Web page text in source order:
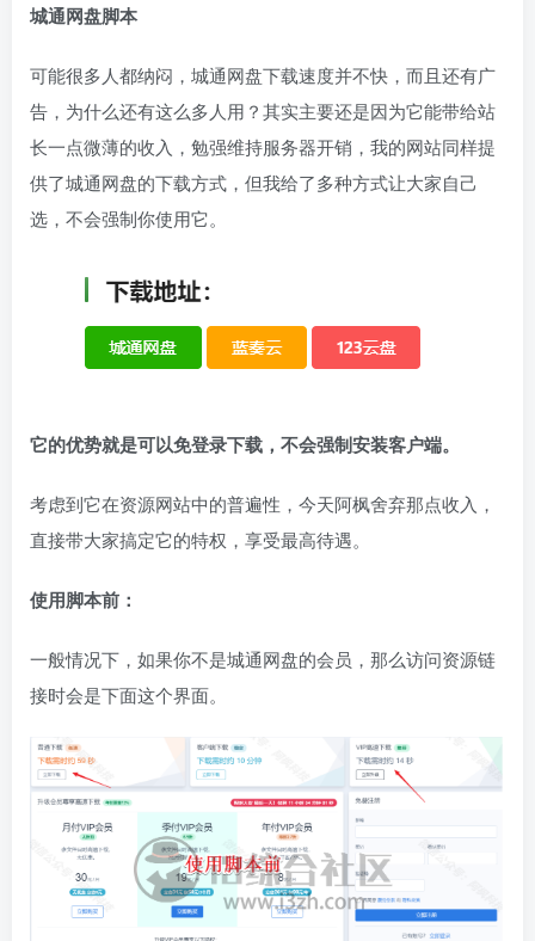
城通网盘脚本
可能很多人都纳闷，城通网盘下载速度并不快，而且还有广
告，为什么还有这么多人用？其实主要还是因为它能带给站
长一点微薄的收入，勉强维持服务器开销，我的网站同样提
供了城通网盘的下载方式，但我给了多种方式让大家自己
选，不会强制你使用它。
它的优势就是可以免登录下载，不会强制安装客户端。
考虑到它在资源网站中的普遍性，今天阿枫舍弃那点收入，
直接带大家搞定它的特权，享受最高待遇。
使用脚本前：
一般情况下，如果你不是城通网盘的会员，那么访问资源链
接时会是下面这个界面。